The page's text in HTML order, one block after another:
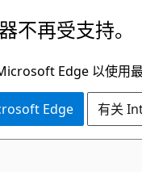
不再受支持。
Edge 以使用
Edge 有关